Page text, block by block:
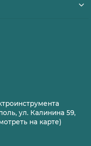
ул. Калинина 59,
на карте)